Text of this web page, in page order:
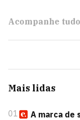
Acompanhe
Mais lidas
01
A marca de